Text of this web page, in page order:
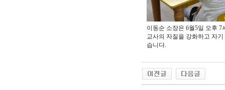
이동순 소장은 6월5일 오후
교사의 자질을 강화하고 자
습니다.